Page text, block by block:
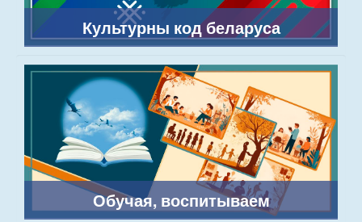
Культурны код беларуса
Обучая, воспитываем